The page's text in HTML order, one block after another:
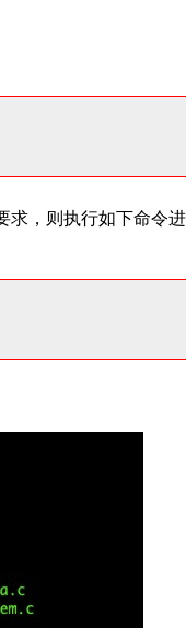
求，则执行如下命令进